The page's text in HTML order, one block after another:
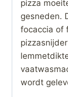
pizza
gesneden.
focaccia of
wordt